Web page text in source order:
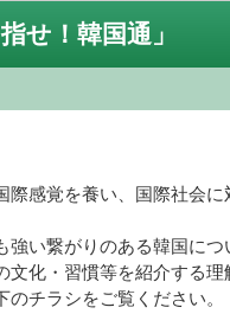
せ！韓国通」
際感覚を養い、国際社会
い繋がりのある韓国に
化・習慣等を紹介する理
チラシをご覧ください。